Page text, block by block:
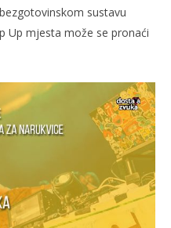
sustavu
Up mjesta može se pronaći